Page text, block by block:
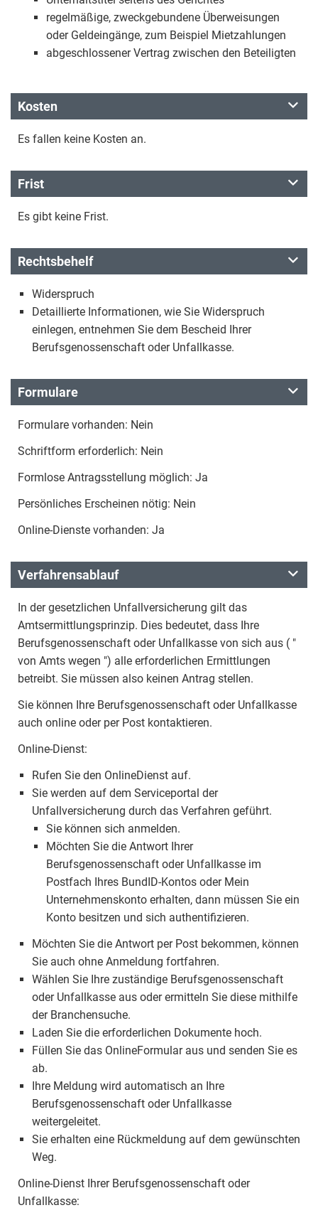
regelmäßige, zweckgebundene Überweisungen
oder Geldeingänge, zum Beispiel Mietzahlungen
abgeschlossener Vertrag zwischen den Beteiligten
Kosten
Es fallen keine Kosten an.
Frist
Es gibt keine Frist.
Rechtsbehelf
Widerspruch
Detaillierte Informationen, wie Sie Widerspruch
einlegen, entnehmen Sie dem Bescheid Ihrer
Berufsgenossenschaft oder Unfallkasse.
Formulare
Formulare vorhanden: Nein
Schriftform erforderlich: Nein
Formlose Antragsstellung möglich: Ja
Persönliches Erscheinen nötig: Nein
Online-Dienste vorhanden: Ja
Verfahrensablauf
In der gesetzlichen Unfallversicherung gilt das
Amtsermittlungsprinzip. Dies bedeutet, dass Ihre
Berufsgenossenschaft oder Unfallkasse von sich aus ( "
von Amts wegen ") alle erforderlichen Ermittlungen
betreibt. Sie müssen also keinen Antrag stellen.
Sie können Ihre Berufsgenossenschaft oder Unfallkasse
auch online oder per Post kontaktieren.
Online-Dienst:
Rufen Sie den OnlineDienst auf.
Sie werden auf dem Serviceportal der
Unfallversicherung durch das Verfahren geführt.
Sie können sich anmelden.
Möchten Sie die Antwort Ihrer
Berufsgenossenschaft oder Unfallkasse im
Postfach Ihres BundID-Kontos oder Mein
Unternehmenskonto erhalten, dann müssen Sie ein
Konto besitzen und sich authentifizieren.
Möchten Sie die Antwort per Post bekommen, können
Sie auch ohne Anmeldung fortfahren.
Wählen Sie Ihre zuständige Berufsgenossenschaft
oder Unfallkasse aus oder ermitteln Sie diese mithilfe
der Branchensuche.
Laden Sie die erforderlichen Dokumente hoch.
Füllen Sie das OnlineFormular aus und senden Sie es
ab.
Ihre Meldung wird automatisch an Ihre
Berufsgenossenschaft oder Unfallkasse
weitergeleitet.
Sie erhalten eine Rückmeldung auf dem gewünschten
Weg.
Online-Dienst Ihrer Berufsgenossenschaft oder
Unfallkasse: